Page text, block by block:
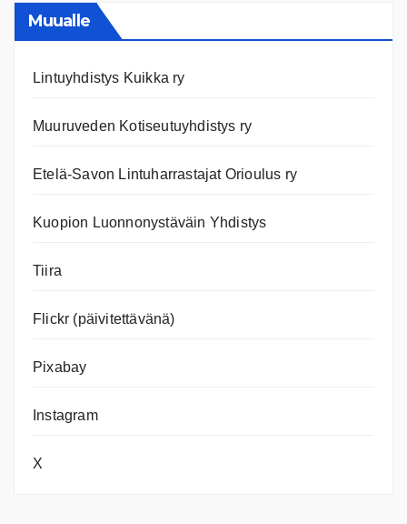
Muualle
Lintuyhdistys Kuikka ry
Muuruveden Kotiseutuyhdistys ry
Etelä-Savon Lintuharrastajat Orioulus ry
Kuopion Luonnonystäväin Yhdistys
Tiira
Flickr (päivitettävänä)
Pixabay
Instagram
X